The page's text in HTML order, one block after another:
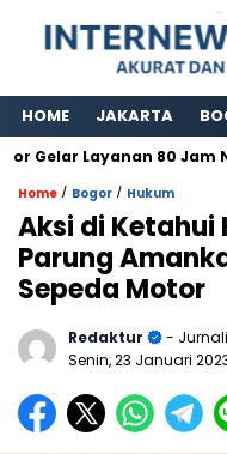
HOME JAKARTA
Layanan 80 Jam
Home / Bogor / Hukum
Aksi di Ketahui
Parung
Sepeda Motor
Redaktur
-
Senin, 23 Januari